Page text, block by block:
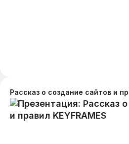
Рассказ о создание сайтов и